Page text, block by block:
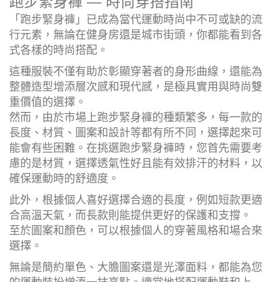
「跑步緊身褲」已成為當代運動時尚中不可或缺的流
行元素，無論在健身房還是城市街頭，你都能看到各
式各樣的時尚搭配。
這種服裝不僅有助於彰顯穿著者的身形曲線，還能為
整體造型增添層次感和現代感，是極具實用與時尚雙
重價值的選擇。
然而，由於市場上跑步緊身褲的種類繁多，每一款的
長度、材質、圖案和設計等都有所不同，選擇起來可
能會有些困難。在挑選跑步緊身褲時，您首先需要考
慮的是材質，選擇透氣性好且能有效排汗的材料，以
確保運動時的舒適度。
此外，根據個人喜好選擇合適的長度，例如短款更適
合高溫天氣，而長款則能提供更好的保護和支撐。
至於圖案和顏色，可以根據個人的穿著風格和場合來
選擇。
無論是簡約單色、大膽圖案還是光澤面料，都能為您